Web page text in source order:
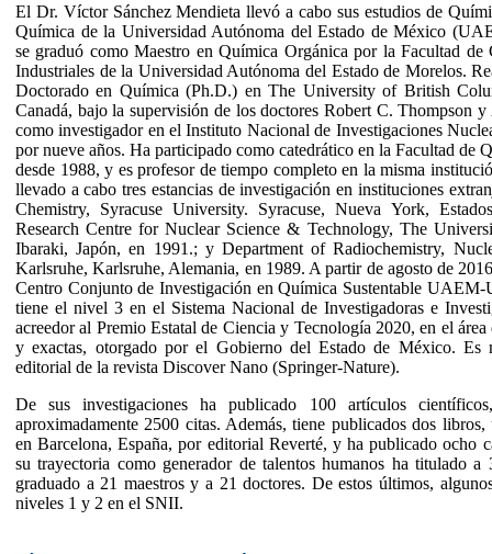
El Dr. Víctor Sánchez Mendieta llevó a cabo sus estudios de
Química de la Universidad Autónoma del Estado de México
se graduó como Maestro en Química Orgánica por la Facultad de
Industriales de la Universidad Autónoma del Estado de Morelos.
Doctorado en Química (Ph.D.) en The University of British
Canadá, bajo la supervisión de los doctores Robert C. Thompson
como investigador en el Instituto Nacional de Investigaciones
por nueve años. Ha participado como catedrático en la Facultad de
desde 1988, y es profesor de tiempo completo en la misma
llevado a cabo tres estancias de investigación en instituciones
Chemistry, Syracuse University. Syracuse, Nueva York,
Research Centre for Nuclear Science & Technology, The
Ibaraki, Japón, en 1991.; y Department of Radiochemistry,
Karlsruhe, Karlsruhe, Alemania, en 1989. A partir de agosto de
Centro Conjunto de Investigación en Química Sustentable
tiene el nivel 3 en el Sistema Nacional de Investigadoras e
acreedor al Premio Estatal de Ciencia y Tecnología 2020, en el área
y exactas, otorgado por el Gobierno del Estado de México. Es
editorial de la revista Discover Nano (Springer-Nature).
De sus investigaciones ha publicado 100 artículos
aproximadamente 2500 citas. Además, tiene publicados dos
en Barcelona, España, por editorial Reverté, y ha publicado ocho
su trayectoria como generador de talentos humanos ha titulado
graduado a 21 maestros y a 21 doctores. De estos últimos,
niveles 1 y 2 en el SNII.